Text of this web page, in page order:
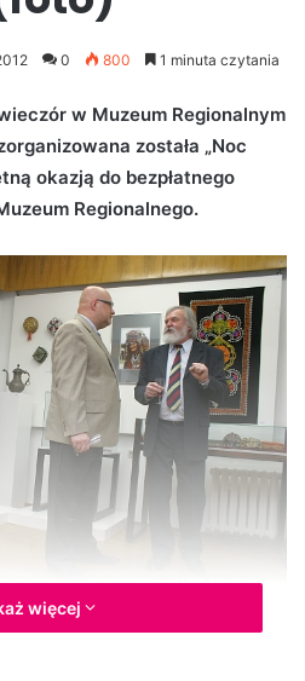
0 800 1 minuta czytania
w Muzeum Regionalnym
została „Noc
okazją do bezpłatnego
Regionalnego.
Orientem” (fot. Arkadiusz Juryś,
więcej